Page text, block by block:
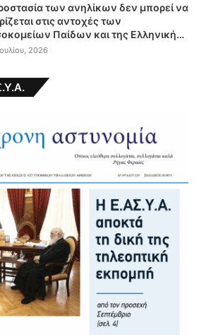
των ανηλίκων δεν μπορεί να
στις αντοχές των
Παίδων και της Ελληνικής
2026